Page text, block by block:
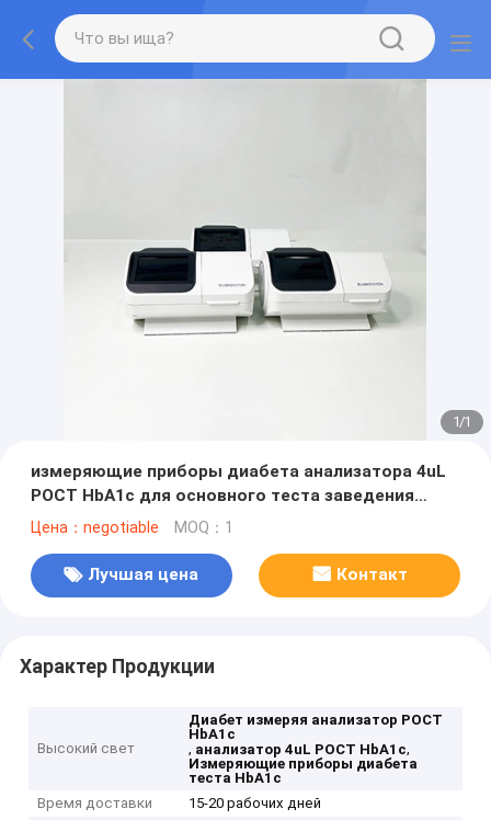
1/1
измеряющие приборы диабета анализатора 4uL
POCT HbA1c для основного теста заведения
HbA1c
Цена：negotiable MOQ：1
Лучшая цена Контакт
Характер Продукции
Высокий свет
Диабет измеряя анализатор POCT
HbA1c
, анализатор 4uL POCT HbA1c,
Измеряющие приборы диабета
теста HbA1c
Время доставки
15-20 рабочих дней